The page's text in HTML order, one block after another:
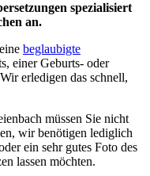
spezialisiert
an.
beglaubigte
einer Geburts- oder
erledigen das schnell,
müssen Sie nicht
wir benötigen lediglich
ein sehr gutes Foto des
lassen möchten.